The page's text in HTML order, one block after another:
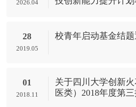
2026.04
28
2019.05
校青年启动基金结
01
2018.11
关于四川大学创新
医类）2018年度第